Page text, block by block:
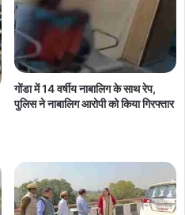
गोंडा में 14 वर्षीय नाबालिग के साथ रेप,
पुलिस ने नाबालिग आरोपी को किया गिरफ्तार